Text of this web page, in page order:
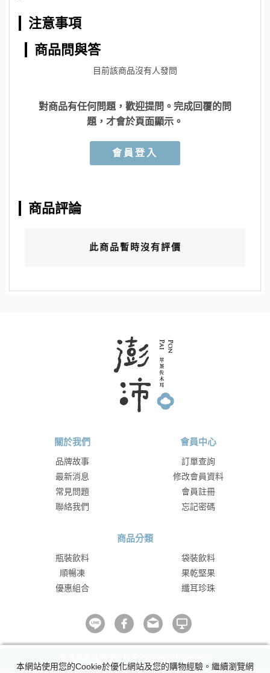
注意事項
商品問與答
目前該商品沒有人發問
對商品有任何問題，歡迎提問。完成回覆的問
題，才會於頁面顯示。
會員登入
商品評論
此商品暫時沒有評價
關於我們
品牌故事
最新消息
常見問題
聯絡我們
會員中心
訂單查詢
修改會員資料
會員註冊
忘記密碼
商品分類
瓶裝飲料
袋裝飲料
順暢凍
果乾堅果
優惠組合
纖耳珍珠
本網站使用您的Cookie於優化網站及您的購物經驗。繼續瀏覽網